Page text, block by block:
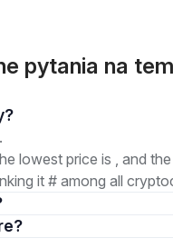
pytania na
lowest price is , and
it # among all